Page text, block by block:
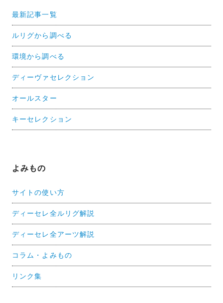
最新記事一覧
ルリグから調べる
環境から調べる
ディーヴァセレクション
オールスター
キーセレクション
よみもの
サイトの使い方
ディーセレ全ルリグ解説
ディーセレ全アーツ解説
コラム・よみもの
リンク集